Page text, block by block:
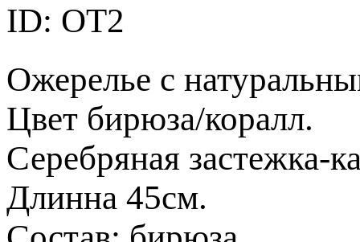
ID: ОТ2
Ожерелье с
Цвет бирюза/коралл.
Серебряная застежка-
Длинна 45см.